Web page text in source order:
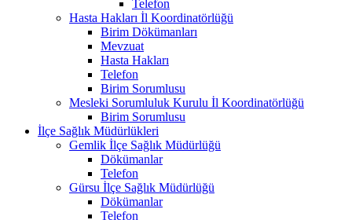
Telefon
Hasta Hakları İl Koordinatörlüğü
Birim Dökümanları
Mevzuat
Hasta Hakları
Telefon
Birim Sorumlusu
Mesleki Sorumluluk Kurulu İl Koordinatörlüğü
Birim Sorumlusu
İlçe Sağlık Müdürlükleri
Gemlik İlçe Sağlık Müdürlüğü
Dökümanlar
Telefon
Gürsu İlçe Sağlık Müdürlüğü
Dökümanlar
Telefon